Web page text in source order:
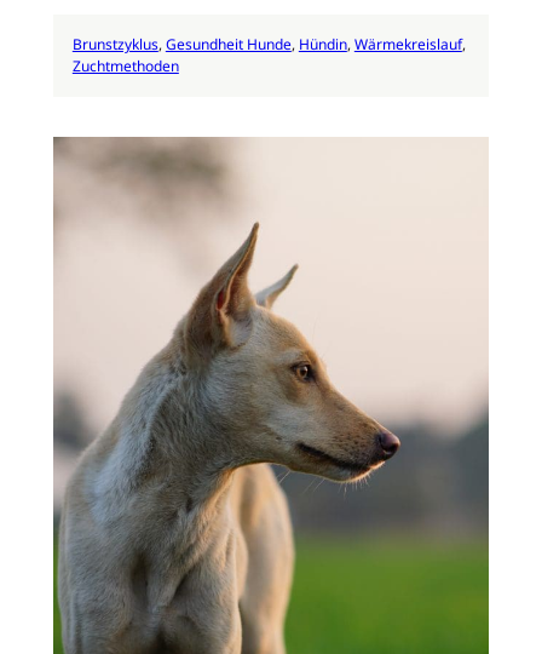
Brunstzyklus, Gesundheit Hunde, Hündin, Wärmekreislauf
Zuchtmethoden